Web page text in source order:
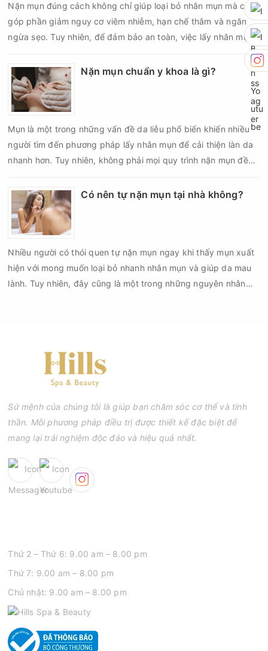
Nặn mụn đúng cách không chỉ giúp loại bỏ nhân mụn mà còn
góp phần giảm nguy cơ viêm nhiễm, hạn chế thâm và ngăn
ngừa sẹo. Tuy nhiên, để đảm bảo an toàn, việc lấy nhân mụn
cần được thực hiện theo đúng quy trình chuẩn y khoa với đầy
đủ các bước vô khuẩn và chăm sóc sau điều trị.
Nặn mụn chuẩn y khoa là gì?
Mụn là một trong những vấn đề da liễu phổ biến khiến nhiều
người tìm đến phương pháp lấy nhân mụn để cải thiện làn da
nhanh hơn. Tuy nhiên, không phải mọi quy trình nặn mụn đều
sai kỹ thuật hoặc lấy nhân mụn không đúng thời điểm, làn da
có thể đối mặt với nguy cơ viêm nhiễm, thâm sau mụn và thậm
chí là sẹo rỗ. Vậy nặn mụn chuẩn y khoa là gì và một quy trình
đạt tiêu chuẩn cần đáp ứng những yêu cầu nào?
Có nên tự nặn mụn tại nhà không?
Nhiều người có thói quen tự nặn mụn ngay khi thấy mụn xuất
hiện với mong muốn loại bỏ nhanh nhân mụn và giúp da mau
lành. Tuy nhiên, đây cũng là một trong những nguyên nhân
Sứ mệnh của chúng tôi là giúp bạn chăm sóc cơ thể và tinh
thần. Mỗi phương pháp điều trị được thiết kế đặc biệt để
mang lại trải nghiệm độc đáo và hiệu quả nhất.
Thứ 2 – Thứ 6: 9.00 am – 8.00 pm
Thứ 7: 9.00 am – 8.00 pm
Chủ nhật: 9.00 am – 8.00 pm